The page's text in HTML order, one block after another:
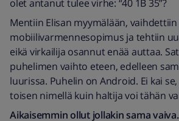
olet antanut tulee virhe: “40 1B 35”?
Mentiin Elisan myymälään,
mobiilivarmennesopimus ja tehtiin
eikä virkailija osannut enää auttaa.
puhelimen vaihto eteen, edelleen
luurissa. Puhelin on Android. Ei kai
toisen nimellä kuin haltija voi tähän
Aikaisemmin ollut jollakin sama